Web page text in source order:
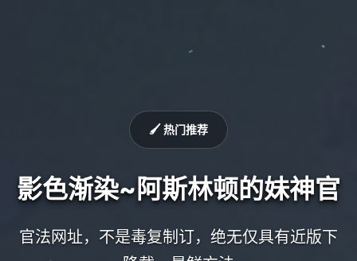
🖌️ 热门推荐
影色渐染~阿斯林顿的妹神官
官法网址，不是毒复制订，绝无仅具有近版下